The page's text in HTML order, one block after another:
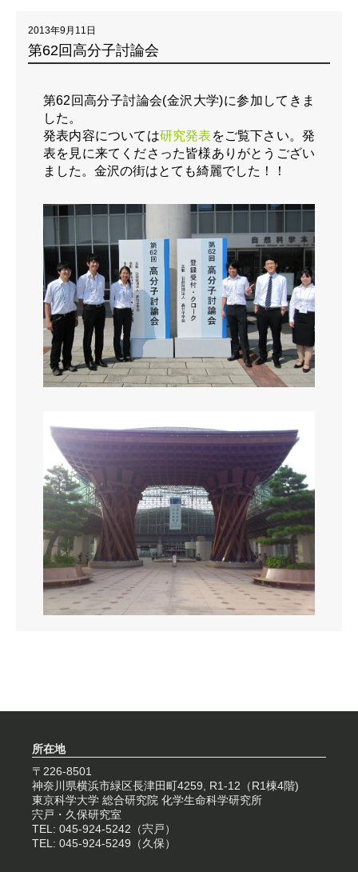
2013年9月11日
第62回高分子討論会
第62回高分子討論会(金沢大学)に参加してきま
した。
発表内容については研究発表 をご覧下さい。発
表を見に来てくださった皆様ありがとうござい
ました。金沢の街はとても綺麗でした！！
所在地
〒226-8501
神奈川県横浜市緑区長津田町4259, R1-12（R1棟4階)
東京科学大学 総合研究院 化学生命科学研究所
宍戸・久保研究室
TEL: 045-924-5242（宍戸）
TEL: 045-924-5249（久保）